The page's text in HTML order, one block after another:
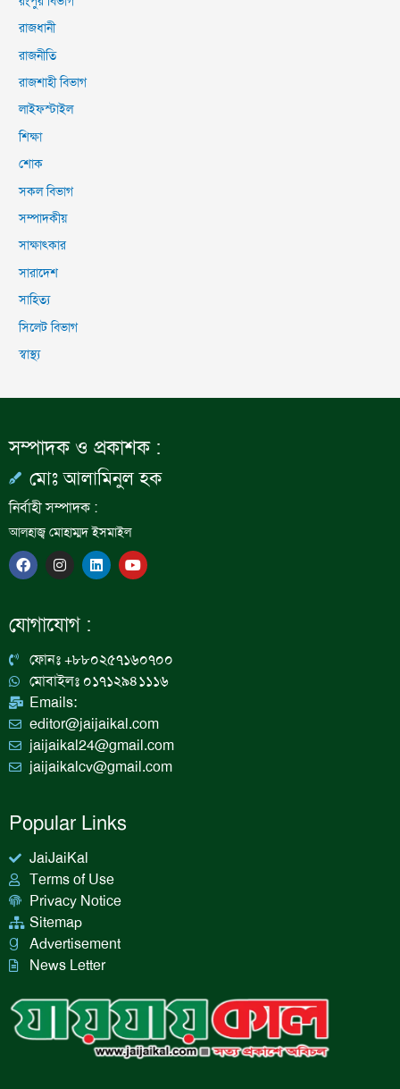
রাজধানী
রাজনীতি
রাজশাহী বিভাগ
লাইফস্টাইল
শিক্ষা
শোক
সকল বিভাগ
সম্পাদকীয়
সাক্ষাৎকার
সারাদেশ
সাহিত্য
সিলেট বিভাগ
স্বাস্থ্য
সম্পাদক ও প্রকাশক :
মোঃ আলামিনুল হক
নির্বাহী সম্পাদক :
আলহাজ্ব মোহাম্মদ ইসমাইল
F
a
c
b
o
I
n
s
a
g
a
m
L
i
n
n
Y
o
u
যোগাযোগ :
ফোনঃ +৮৮০২৫৭১৬০৭০০
মোবাইলঃ ০১৭১২৯৪১১১৬
Emails:
editor@jaijaikal.com
jaijaikal24@gmail.com
jaijaikalcv@gmail.com
Popular Links
JaiJaiKal
Terms of Use
Privacy Notice
Sitemap
Advertisement
News Letter